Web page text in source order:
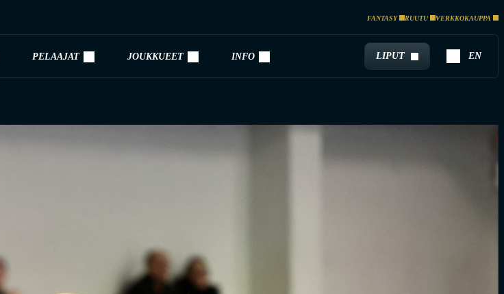
FANTASY RUUTU VERKKOKAUPPA
PELAAJAT JOUKKUEET INFO LIPUT EN